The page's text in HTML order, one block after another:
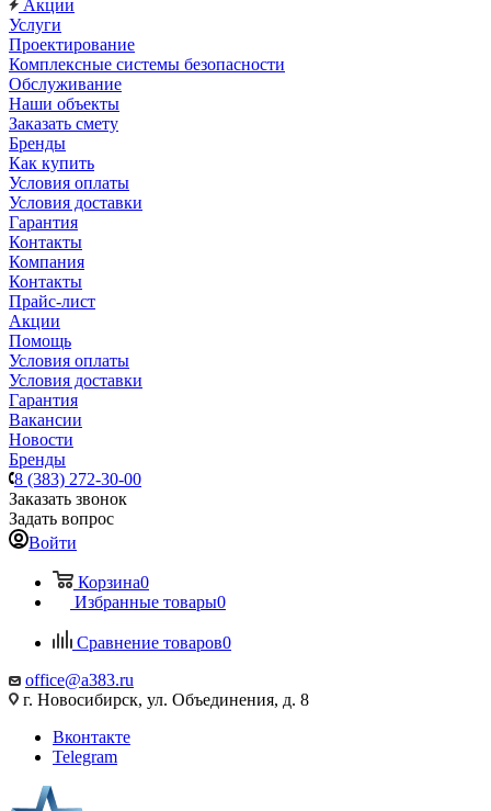
Акции
Услуги
Проектирование
Комплексные системы безопасности
Обслуживание
Наши объекты
Заказать смету
Бренды
Как купить
Условия оплаты
Условия доставки
Гарантия
Контакты
Компания
Контакты
Прайс-лист
Акции
Помощь
Условия оплаты
Условия доставки
Гарантия
Вакансии
Новости
Бренды
8 (383) 272-30-00
Заказать звонок
Задать вопрос
Войти
Корзина0
Избранные товары0
Сравнение товаров0
office@a383.ru
г. Новосибирск, ул. Объединения, д. 8
Вконтакте
Telegram